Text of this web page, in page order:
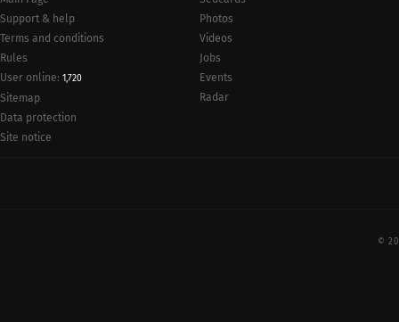
Support & help
Terms and conditions
Rules
User online: 1,720
Sitemap
Data protection
Site notice
Photos
Videos
Jobs
Events
Radar
©